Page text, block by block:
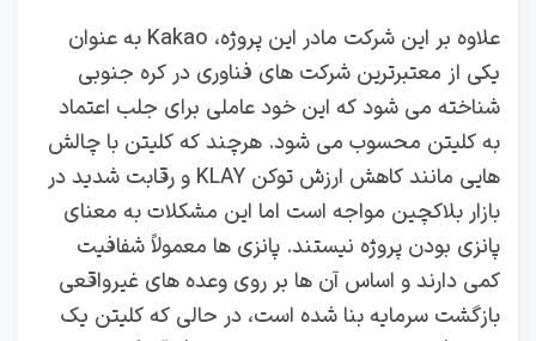
علاوه بر این شرکت مادر این پروژه، Kakao به عنوان
یکی از معتبرترین شرکت‌ های فناوری در کره جنوبی
شناخته می شود که این خود عاملی برای جلب اعتماد
به کلیتن محسوب می شود. هرچند که کلیتن با چالش‌
هایی مانند کاهش ارزش توکن KLAY و رقابت شدید در
بازار بلاکچین مواجه است اما این مشکلات به معنای
پانزی بودن پروژه نیستند. پانزی‌ ها معمولاً شفافیت
کمی دارند و اساس آن‌ ها بر روی وعده‌ های غیرواقعی
بازگشت سرمایه بنا شده است، در حالی که کلیتن یک